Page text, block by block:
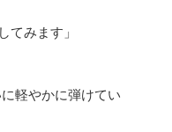
てみます」
軽やかに弾けてい